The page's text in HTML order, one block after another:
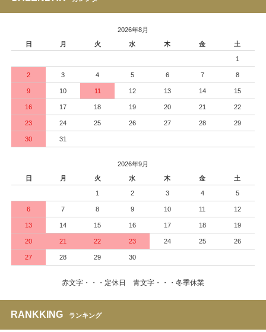
2026年8月
日
月 火 水 木 金 土
1
2 3 4 5 6 7 8
9 10 11 12 13 14 15
16 17 18 19 20 21 22
23 24 25 26 27 28 29
30 31
2026年9月
日
月 火 水 木 金 土
1 2 3 4 5
6 7 8 9 10 11 12
13 14 15 16 17 18 19
20 21 22 23 24 25 26
27 28 29 30
赤文字・・・定休日 青文字・・・冬季休業
RANKKING ランキング